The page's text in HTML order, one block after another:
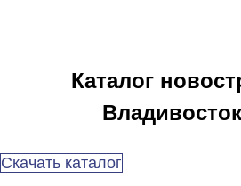
Каталог
Скачать каталог